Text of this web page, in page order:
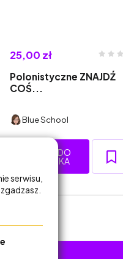
25,00 zł
Polonistyczne ZNAJDŹ
COŚ...
Blue School
DODAJ DO
KOSZYKA
serwisu,